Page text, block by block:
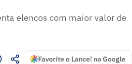
elencos com maior valor de
Favorite o Lance! no Google